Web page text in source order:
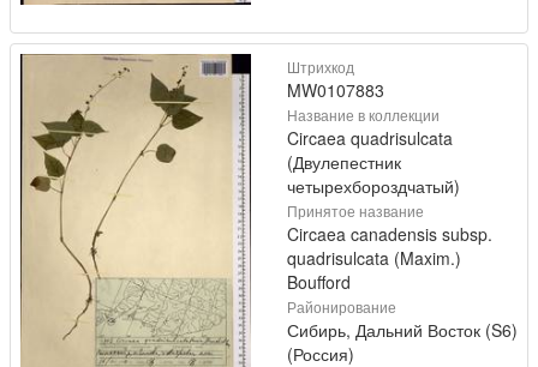
Штрихкод
MW0107883
Название в коллекции
Circaea quadrisulcata
(Двулепестник
четырехбороздчатый)
Принятое название
Circaea canadensis subsp.
quadrisulcata (Maxim.)
Boufford
Районирование
Сибирь, Дальний Восток (S6)
(Россия)